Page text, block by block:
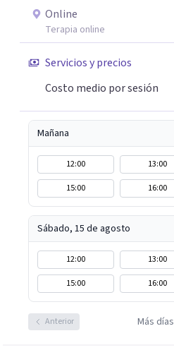
Online
Terapia online
Servicios y precios
Costo medio por sesión
Mañana
12:00 13:00
15:00
16:00
Sábado, 15 de agosto
12:00 13:00
15:00
16:00
Anterior Más días